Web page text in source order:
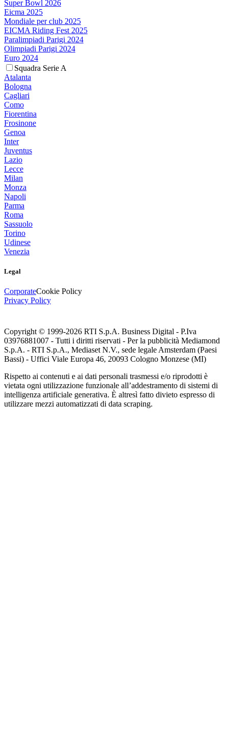
Super Bowl 2026
Eicma 2025
Mondiale per club 2025
EICMA Riding Fest 2025
Paralimpiadi Parigi 2024
Olimpiadi Parigi 2024
Euro 2024
Squadra Serie A
Atalanta
Bologna
Cagliari
Como
Fiorentina
Frosinone
Genoa
Inter
Juventus
Lazio
Lecce
Milan
Monza
Napoli
Parma
Roma
Sassuolo
Torino
Udinese
Venezia
Legal
CorporateCookie Policy
Privacy Policy
Copyright © 1999-2026 RTI S.p.A. Business Digital - P.Iva
03976881007 - Tutti i diritti riservati - Per la pubblicità Mediamond
S.p.A. - RTI S.p.A., Mediaset N.V., sede legale Amsterdam (Paesi
Bassi) - Uffici Viale Europa 46, 20093 Cologno Monzese (MI)
Rispetto ai contenuti e ai dati personali trasmessi e/o riprodotti è
vietata ogni utilizzazione funzionale all’addestramento di sistemi di
intelligenza artificiale generativa. È altresì fatto divieto espresso di
utilizzare mezzi automatizzati di data scraping.